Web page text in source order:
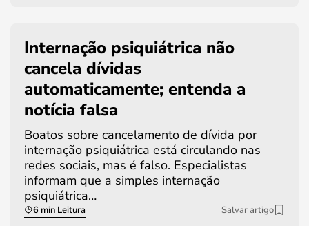
Internação psiquiátrica não
cancela dívidas
automaticamente; entenda a
notícia falsa
Boatos sobre cancelamento de dívida por
internação psiquiátrica está circulando nas
redes sociais, mas é falso. Especialistas
informam que a simples internação
psiquiátrica…
6 min Leitura Salvar artigo